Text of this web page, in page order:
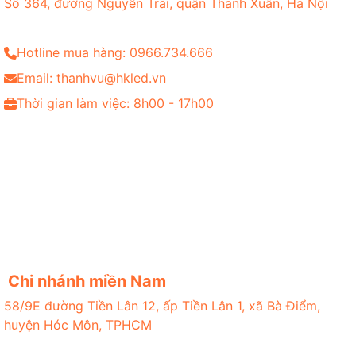
Hotline mua hàng: 0966.734.666
Email: thanhvu@hkled.vn
Thời gian làm việc: 8h00 - 17h00
Chi nhánh miền Nam
58/9E đường Tiền Lân 12, ấp Tiền Lân 1, xã Bà Điểm,
huyện Hóc Môn, TPHCM